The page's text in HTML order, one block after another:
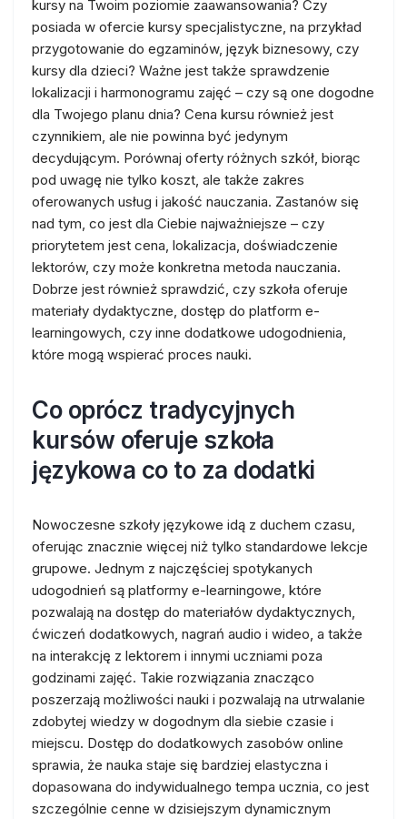
kursy na Twoim poziomie zaawansowania? Czy
posiada w ofercie kursy specjalistyczne, na przykład
przygotowanie do egzaminów, język biznesowy, czy
kursy dla dzieci? Ważne jest także sprawdzenie
lokalizacji i harmonogramu zajęć – czy są one dogodne
dla Twojego planu dnia? Cena kursu również jest
czynnikiem, ale nie powinna być jedynym
decydującym. Porównaj oferty różnych szkół, biorąc
pod uwagę nie tylko koszt, ale także zakres
oferowanych usług i jakość nauczania. Zastanów się
nad tym, co jest dla Ciebie najważniejsze – czy
priorytetem jest cena, lokalizacja, doświadczenie
lektorów, czy może konkretna metoda nauczania.
Dobrze jest również sprawdzić, czy szkoła oferuje
materiały dydaktyczne, dostęp do platform e-
learningowych, czy inne dodatkowe udogodnienia,
które mogą wspierać proces nauki.
Co oprócz tradycyjnych
kursów oferuje szkoła
językowa co to za dodatki
Nowoczesne szkoły językowe idą z duchem czasu,
oferując znacznie więcej niż tylko standardowe lekcje
grupowe. Jednym z najczęściej spotykanych
udogodnień są platformy e-learningowe, które
pozwalają na dostęp do materiałów dydaktycznych,
ćwiczeń dodatkowych, nagrań audio i wideo, a także
na interakcję z lektorem i innymi uczniami poza
godzinami zajęć. Takie rozwiązania znacząco
poszerzają możliwości nauki i pozwalają na utrwalanie
zdobytej wiedzy w dogodnym dla siebie czasie i
miejscu. Dostęp do dodatkowych zasobów online
sprawia, że nauka staje się bardziej elastyczna i
dopasowana do indywidualnego tempa ucznia, co jest
szczególnie cenne w dzisiejszym dynamicznym